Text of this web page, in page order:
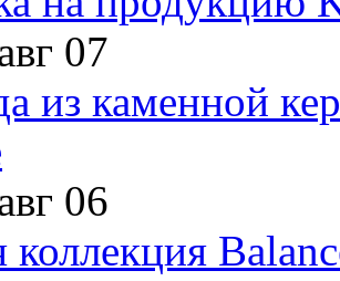
07
из каменной
06
коллекция